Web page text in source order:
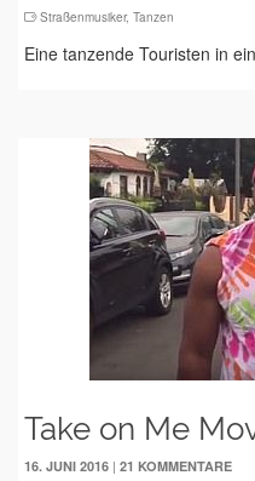
Straßenmusiker, Tanzen
Eine tanzende Touristen in
Take on Me
16. JUNI 2016 | 21 KOMMENTARE